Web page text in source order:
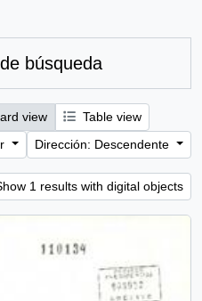
búsqueda
view
Table view
Dirección: Descendente
1 results with digital objects